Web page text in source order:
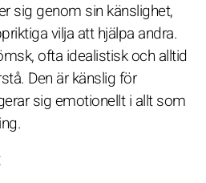
sig genom sin känslighet,
vilja att hjälpa andra.
ofta idealistisk och alltid
Den är känslig för
sig emotionellt i allt som